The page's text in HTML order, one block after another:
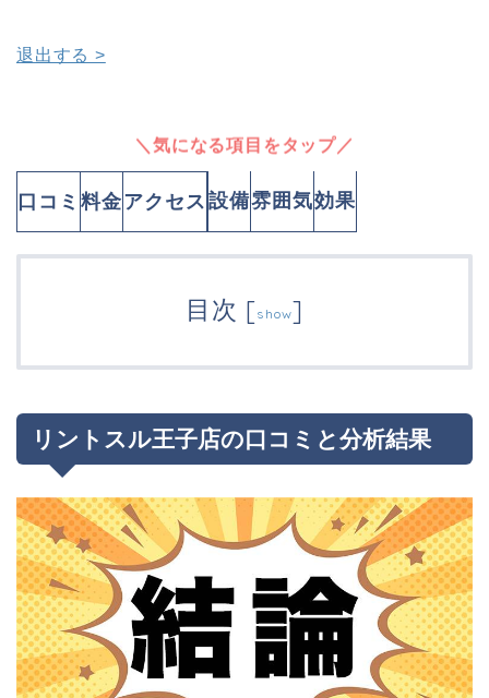
退出する >
＼気になる項目をタップ／
口コミ 料金アクセス 設備雰囲気効果
目次 [show]
リントスル王子店の口コミと分析結果